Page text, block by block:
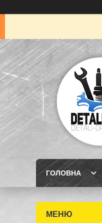
ГОЛОВНА